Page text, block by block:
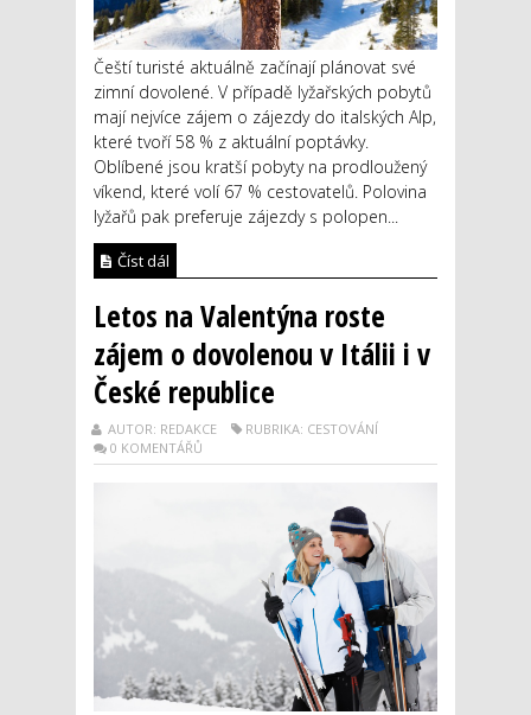
Čeští turisté aktuálně začínají plánovat své
zimní dovolené. V případě lyžařských pobytů
mají nejvíce zájem o zájezdy do italských Alp,
které tvoří 58 % z aktuální poptávky.
Oblíbené jsou kratší pobyty na prodloužený
víkend, které volí 67 % cestovatelů. Polovina
lyžařů pak preferuje zájezdy s polopen...
Číst dál
Letos na Valentýna roste
zájem o dovolenou v Itálii i v
České republice
AUTOR: REDAKCE
RUBRIKA: CESTOVÁNÍ
0 KOMENTÁŘŮ